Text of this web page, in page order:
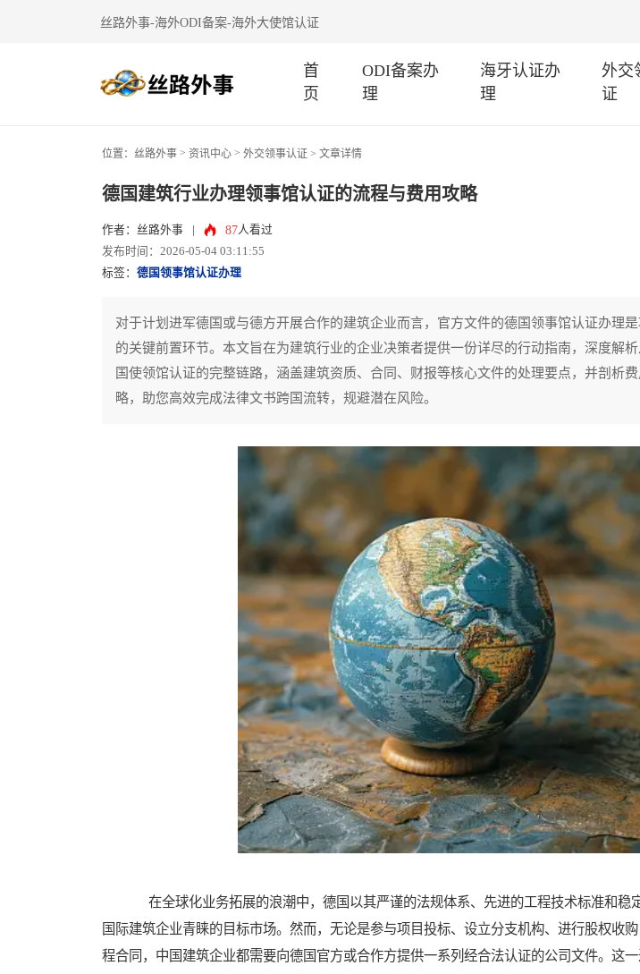
丝路外事-海外ODI备案-海外大使馆认证
首
页
ODI备案办
理
海牙认证办
理
外交
证
位置： 丝路外事 > 资讯中心 > 外交领事认证 > 文章详情
德国建筑行业办理领事馆认证的流程与费用攻略
作者：丝路外事 87人看过
发布时间：2026-05-04 03:11:55
标签： 德国领事馆认证办理
对于计划进军德国或与德方开展合作的建筑企业而言，官方文件的德国领事馆认证办理
的关键前置环节。本文旨在为建筑行业的企业决策者提供一份详尽的行动指南，深度解
国使领馆认证的完整链路，涵盖建筑资质、合同、财报等核心文件的处理要点，并剖析
略，助您高效完成法律文书跨国流转，规避潜在风险。
在全球化业务拓展的浪潮中，德国以其严谨的法规体系、先进的工程技术标准和稳
国际建筑企业青睐的目标市场。然而，无论是参与项目投标、设立分支机构、进行股权收
程合同，中国建筑企业都需要向德国官方或合作方提供一系列经合法认证的公司文件。这